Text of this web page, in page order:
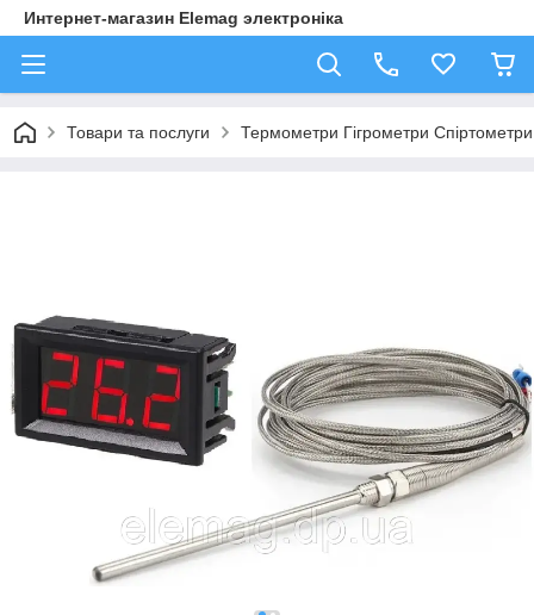
Интернет-магазин Elemag электроніка
Товари та послуги Термометри Гігрометри Спіртометри